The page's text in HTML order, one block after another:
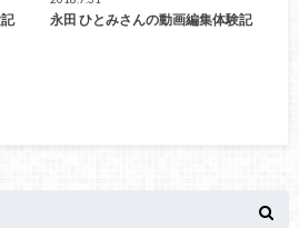
永田 ひとみさんの動画編集体験記